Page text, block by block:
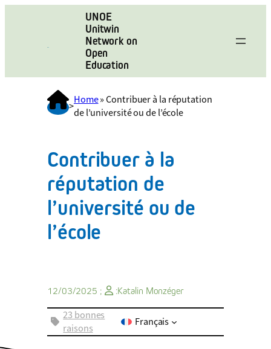
UNOE
Unitwin
Network on
Open
Education
>Home»Contribuer à la réputation
de l’université ou de l’école
Contribuer à la
réputation de
l’université ou de
l’école
12/03/2025 ; :Katalin Monzéger
23 bonnes
raisons
Français